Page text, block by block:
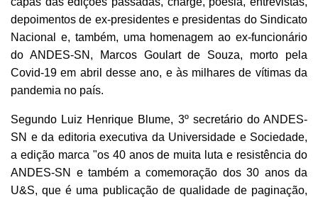
depoimentos de ex-presidentes e presidentas do Sindicato
Nacional e, também, uma homenagem ao ex-funcionário
do ANDES-SN, Marcos Goulart de Souza, morto pela
Covid-19 em abril desse ano, e às milhares de vítimas da
pandemia no país.
Segundo Luiz Henrique Blume, 3º secretário do ANDES-
SN e da editoria executiva da Universidade e Sociedade,
a edição marca "os 40 anos de muita luta e resistência do
ANDES-SN e também a comemoração dos 30 anos da
U&S, que é uma publicação de qualidade de paginação,